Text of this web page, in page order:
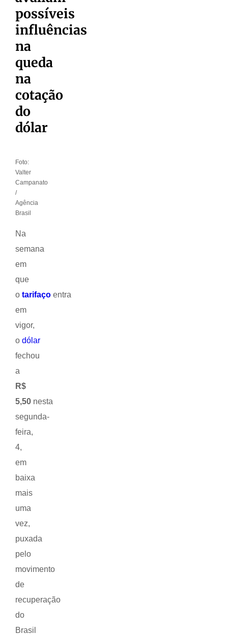
possíveis
influências
na
queda
na
cotação
do
dólar
Foto:
Valter
Campanato
/
Agência
Brasil
Na
semana
em
que
o tarifaço entra
em
vigor,
o dólar
fechou
a
R$
5,50 nesta
segunda-
feira,
4,
em
baixa
mais
uma
vez,
puxada
pelo
movimento
de
recuperação
do
Brasil